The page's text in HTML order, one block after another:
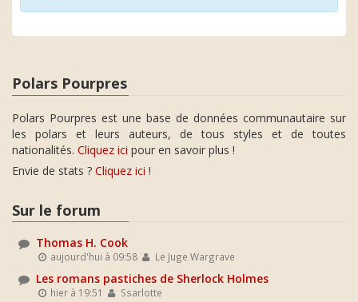
Polars Pourpres
Polars Pourpres est une base de données communautaire sur
les polars et leurs auteurs, de tous styles et de toutes
nationalités. Cliquez ici pour en savoir plus !
Envie de stats ? Cliquez ici !
Sur le forum
Thomas H. Cook
aujourd'hui à 09:58 Le Juge Wargrave
Les romans pastiches de Sherlock Holmes
hier à 19:51 Ssarlotte